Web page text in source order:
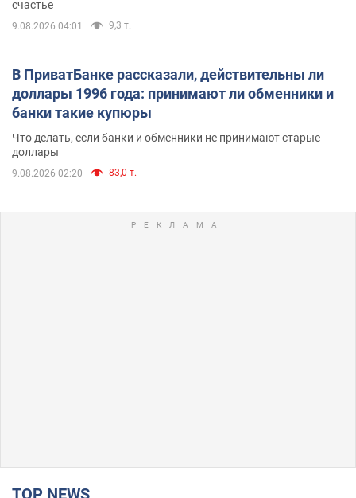
счастье
9.08.2026 04:01 9,3 т.
В ПриватБанке рассказали, действительны ли
доллары 1996 года: принимают ли обменники и
банки такие купюры
Что делать, если банки и обменники не принимают старые
доллары
9.08.2026 02:20 83,0 т.